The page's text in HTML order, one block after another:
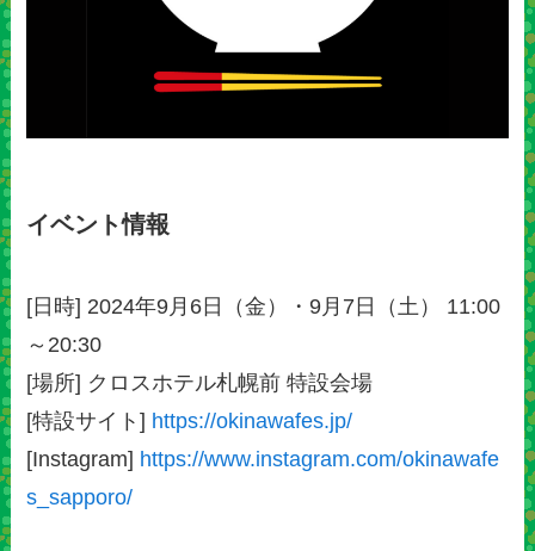
イベント情報
[日時] 2024年9月6日（金）・9月7日（土） 11:00
～20:30
[場所] クロスホテル札幌前 特設会場
[特設サイト] https://okinawafes.jp/
[Instagram] https://www.instagram.com/okinawafe
s_sapporo/